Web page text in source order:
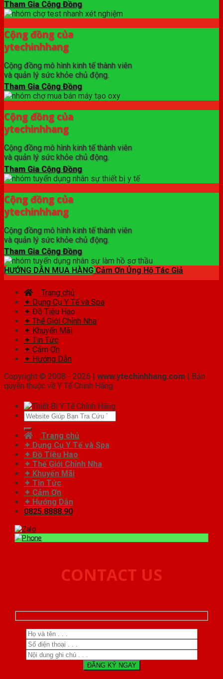
Tham Gia Cộng Đồng
Cộng đồng của
ytechinhhang
Cộng đồng mô hình kinh tế thành viên
và quản lý sức khỏe chủ động.
Tham Gia Cộng Đồng
Cộng đồng của
ytechinhhang
Cộng đồng mô hình kinh tế thành viên
và quản lý sức khỏe chủ động.
Tham Gia Cộng Đồng
Cộng đồng của
ytechinhhang
Cộng đồng mô hình kinh tế thành viên
và quản lý sức khỏe chủ động.
Tham Gia Cộng Đồng
HƯỚNG DẪN MUA HÀNG Cảm Ơn Ủng Hộ Tác Giả
Trang chủ
✦ Dụng Cụ Y Tế và Spa
✦ Đồ Tiêu Hao
✦ Thế Giới Chỉnh Nha
✦ Khuyến Mãi
✦ Tin Tức
✦ Cảm Ơn
✦ Hướng Dẫn
Copyright © 2008 - 2026 |
www.ytechinhhang.com | Bản
quyền thuộc về Y Tế Chính Hãng
Tìm
Trang chủ
✦ Dụng Cụ Y Tế và Spa
✦ Đồ Tiêu Hao
✦ Thế Giới Chỉnh Nha
✦ Khuyến Mãi
✦ Tin Tức
✦ Cảm Ơn
✦ Hướng Dẫn
0825.8888.90
CONTACT US